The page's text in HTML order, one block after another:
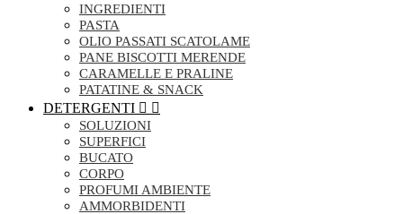
INGREDIENTI
PASTA
OLIO PASSATI SCATOLAME
PANE BISCOTTI MERENDE
CARAMELLE E PRALINE
PATATINE & SNACK
DETERGENTI  
SOLUZIONI
SUPERFICI
BUCATO
CORPO
PROFUMI AMBIENTE
AMMORBIDENTI